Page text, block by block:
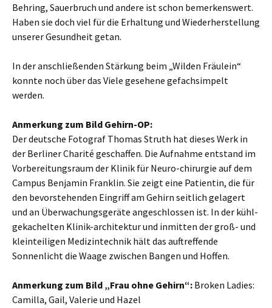
Behring, Sauerbruch und andere ist schon bemerkenswert.
Haben sie doch viel für die Erhaltung und Wiederherstellung
unserer Gesundheit getan.
In der anschließenden Stärkung beim „Wilden Fräulein“
konnte noch über das Viele gesehene gefachsimpelt
werden.
Anmerkung zum Bild Gehirn-OP:
Der deutsche Fotograf Thomas Struth hat dieses Werk in
der Berliner Charité geschaffen. Die Aufnahme entstand im
Vorbereitungsraum der Klinik für Neuro-chirurgie auf dem
Campus Benjamin Franklin. Sie zeigt eine Patientin, die für
den bevorstehenden Eingriff am Gehirn seitlich gelagert
und an Überwachungsgeräte angeschlossen ist. In der kühl-
gekachelten Klinik-architektur und inmitten der groß- und
kleinteiligen Medizintechnik hält das auftreffende
Sonnenlicht die Waage zwischen Bangen und Hoffen.
Anmerkung zum Bild „Frau ohne Gehirn“: Broken Ladies:
Camilla, Gail, Valerie und Hazel